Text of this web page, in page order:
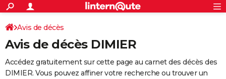
ACTUALITÉS
Politique
Société
Faits Divers
Education
Monde
Villes
+
SPORT
Coupe du monde 2026
Football
Tennis
Cyclisme
Rugby
Forum
Programme TV
TNT
Streaming
Cinéma
Sorties cinéma
Musique
+
FINANCE
Avis de décès
Avis de décès DIMIER
Accédez gratuitement sur cette page au carnet des décès des
DIMIER. Vous pouvez affiner votre recherche ou trouver un